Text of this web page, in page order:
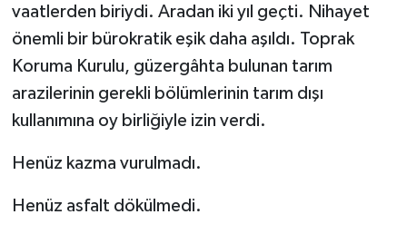
vaatlerden biriydi. Aradan iki yıl geçti. Nihayet
önemli bir bürokratik eşik daha aşıldı. Toprak
Koruma Kurulu, güzergâhta bulunan tarım
arazilerinin gerekli bölümlerinin tarım dışı
kullanımına oy birliğiyle izin verdi.
Henüz kazma vurulmadı.
Henüz asfalt dökülmedi.